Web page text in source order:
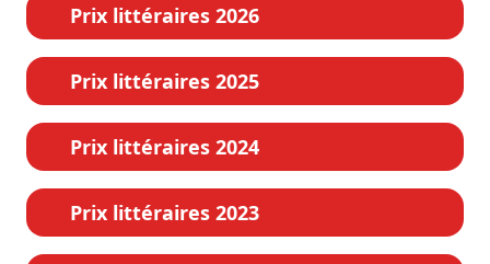
Prix littéraires 2026
Prix littéraires 2025
Prix littéraires 2024
Prix littéraires 2023